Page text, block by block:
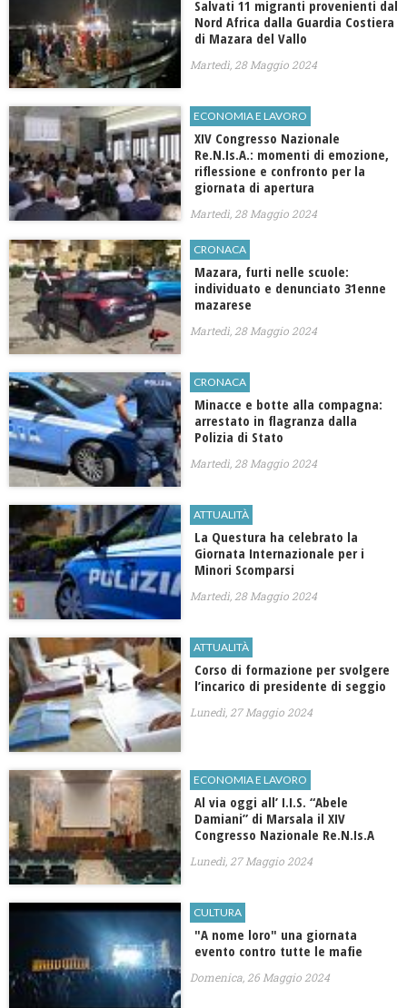
​Salvati 11 migranti provenienti dal
Nord Africa dalla Guardia Costiera
di Mazara del Vallo
Martedì, 28 Maggio 2024
ECONOMIA E LAVORO
​XIV Congresso Nazionale
Re.N.Is.A.: momenti di emozione,
riflessione e confronto per la
giornata di apertura
Martedì, 28 Maggio 2024
CRONACA
Mazara, furti nelle scuole:
individuato e denunciato 31enne
mazarese
Martedì, 28 Maggio 2024
CRONACA
Minacce e botte alla compagna:
arrestato in flagranza dalla
Polizia di Stato
Martedì, 28 Maggio 2024
ATTUALITÀ
La Questura ha celebrato la
Giornata Internazionale per i
Minori Scomparsi
Martedì, 28 Maggio 2024
ATTUALITÀ
​Corso di formazione per svolgere
l’incarico di presidente di seggio
Lunedì, 27 Maggio 2024
ECONOMIA E LAVORO
​Al via oggi all’ I.I.S. “Abele
Damiani” di Marsala il XIV
Congresso Nazionale Re.N.Is.A
Lunedì, 27 Maggio 2024
CULTURA
"A nome loro" una giornata
evento contro tutte le mafie
Domenica, 26 Maggio 2024